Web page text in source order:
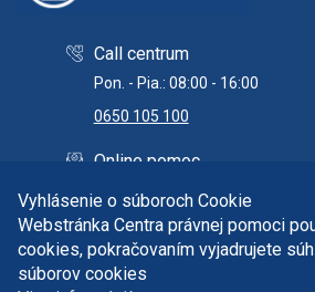
Vyhlásenie o súboroch Cookie
Webstránka Centra právnej pomoci
cookies, pokračovaním vyjadrujete
súborov cookies
Call centrum
Pon. - Pia.: 08:00 - 16:00
0650 105 100
Online pomoc
info@centrumpravnejpomoci.sk
Copyright © 2026 Centrum právnej